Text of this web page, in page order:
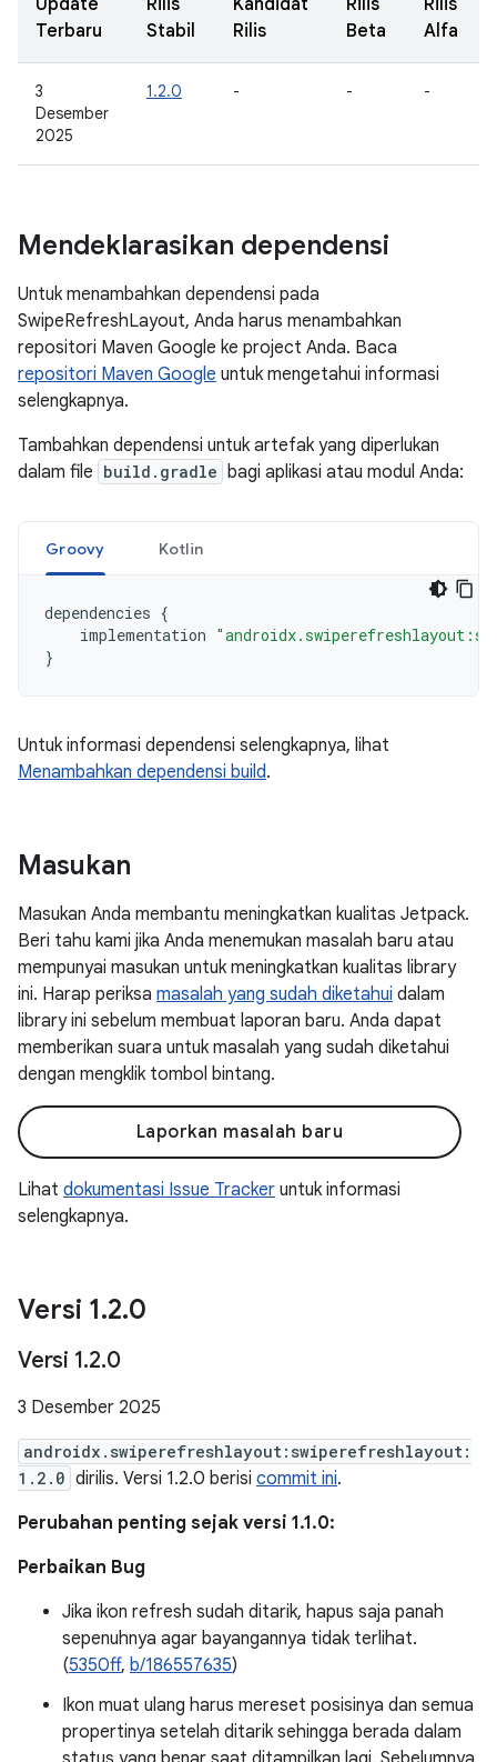
Update
Terbaru
Rilis
Stabil
Kandidat
Rilis
Rilis
Beta
Rilis
Alfa
3
Desember
2025
1.2.0 - - -
Mendeklarasikan dependensi
Untuk menambahkan dependensi pada
SwipeRefreshLayout, Anda harus menambahkan
repositori Maven Google ke project Anda. Baca
repositori Maven Google untuk mengetahui informasi
selengkapnya.
Tambahkan dependensi untuk artefak yang diperlukan
dalam file build.gradle bagi aplikasi atau modul Anda:
Groovy Kotlin
dependencies {
implementation
}
Untuk informasi dependensi selengkapnya, lihat
Menambahkan dependensi build.
Masukan
Masukan Anda membantu meningkatkan kualitas Jetpack.
Beri tahu kami jika Anda menemukan masalah baru atau
mempunyai masukan untuk meningkatkan kualitas library
ini. Harap periksa masalah yang sudah diketahui dalam
library ini sebelum membuat laporan baru. Anda dapat
memberikan suara untuk masalah yang sudah diketahui
dengan mengklik tombol bintang.
Laporkan masalah baru
Lihat dokumentasi Issue Tracker untuk informasi
selengkapnya.
Versi 1.2.0
Versi 1.2.0
3 Desember 2025
androidx.swiperefreshlayout:swiperefreshlayout:
1.2.0 dirilis. Versi 1.2.0 berisi commit ini.
Perubahan penting sejak versi 1.1.0:
Perbaikan Bug
Jika ikon refresh sudah ditarik, hapus saja panah
sepenuhnya agar bayangannya tidak terlihat.
(5350ff, b/186557635)
Ikon muat ulang harus mereset posisinya dan semua
propertinya setelah ditarik sehingga berada dalam